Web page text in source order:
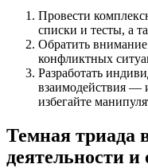
Провести
списки и тесты, а
Обратить
конфликтных
Разработать
взаимодействия —
избегайте
Темная триада
деятельности и